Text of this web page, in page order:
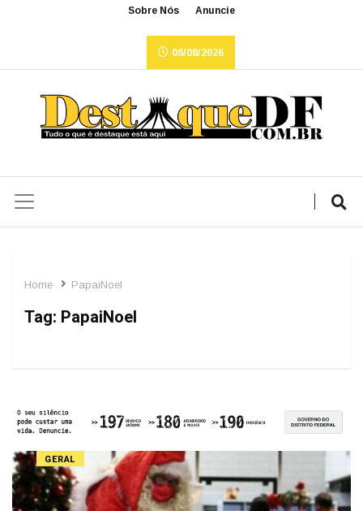
Sobre Nós Anuncie
06/08/2026
Home PapaiNoel
Tag: PapaiNoel
GERAL